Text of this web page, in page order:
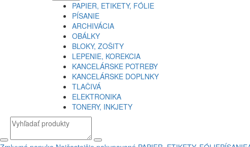
PAPIER, ETIKETY, FÓLIE
PÍSANIE
ARCHIVÁCIA
OBÁLKY
BLOKY, ZOŠITY
LEPENIE, KOREKCIA
KANCELÁRSKE POTREBY
KANCELÁRSKE DOPLNKY
TLAČIVÁ
ELEKTRONIKA
TONERY, INKJETY